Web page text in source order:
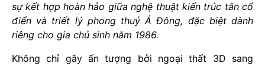
sự kết hợp hoàn hảo giữa nghệ thuật kiến trúc tân cổ
điển và triết lý phong thuỷ Á Đông, đặc biệt dành
riêng cho gia chủ sinh năm 1986.
Không chỉ gây ấn tượng bởi ngoại thất 3D sang